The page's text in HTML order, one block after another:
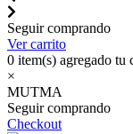
Seguir comprando
Ver carrito
0 item(s) agregado tu
×
MUTMA
Seguir comprando
Checkout